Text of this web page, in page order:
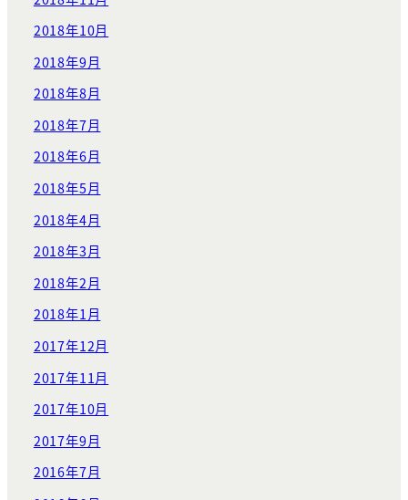
2018年10月
2018年9月
2018年8月
2018年7月
2018年6月
2018年5月
2018年4月
2018年3月
2018年2月
2018年1月
2017年12月
2017年11月
2017年10月
2017年9月
2016年7月